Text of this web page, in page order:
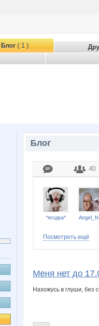
Блог( 1 )
Блог
40
*ягодка*
Посмотреть ещё
Меня нет до
Нахожусь в глуши, без